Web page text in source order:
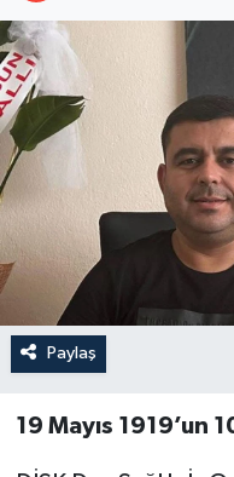
Paylaş
19 Mayıs 1919’un